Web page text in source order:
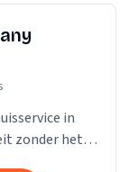
in
zonder het